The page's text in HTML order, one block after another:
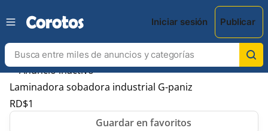
Iniciar sesión Publicar
Laminadora sobadora industrial G-paniz
RD$1